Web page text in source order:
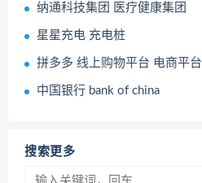
纳通科技集团 医疗健康集团
星星充电 充电桩
拼多多 线上购物平台 电商平台
中国银行 bank of china
搜索更多